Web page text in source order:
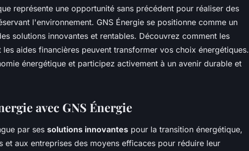
représente une opportunité sans précédent pour réaliser des
l'environnement. GNS Énergie se positionne comme un
solutions innovantes et rentables. Découvrez comment les
aides financières peuvent transformer vos choix énergétiques.
énergétique et participez activement à un avenir durable et
avec GNS Énergie
par ses solutions innovantes pour la transition énergétique,
et aux entreprises des moyens efficaces pour réduire leur